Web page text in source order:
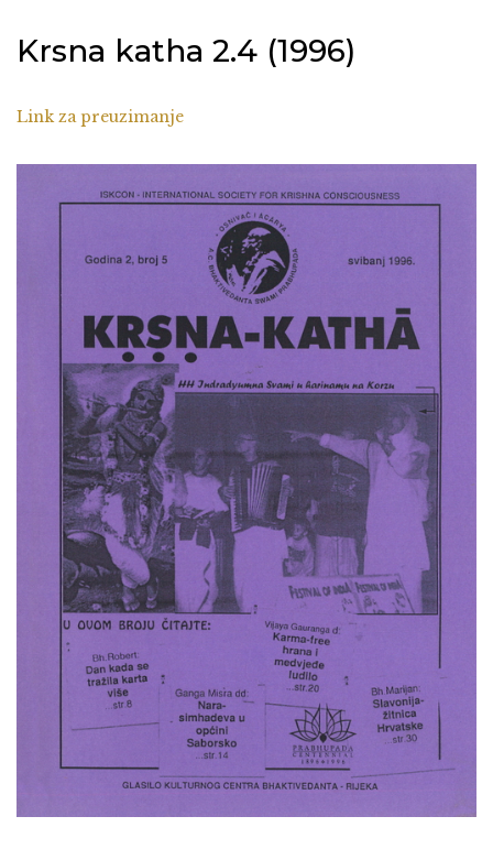
Krsna katha 2.4 (1996)
Link za preuzimanje